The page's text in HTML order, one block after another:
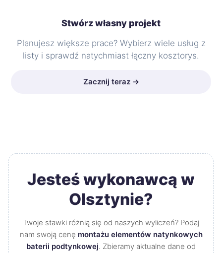
Stwórz własny projekt
Planujesz większe prace? Wybierz wiele usług z
listy i sprawdź natychmiast łączny kosztorys.
Zacznij teraz →
Jesteś wykonawcą w
Olsztynie?
Twoje stawki różnią się od naszych wyliczeń? Podaj
nam swoją cenę montażu elementów natynkowych
baterii podtynkowej. Zbieramy aktualne dane od